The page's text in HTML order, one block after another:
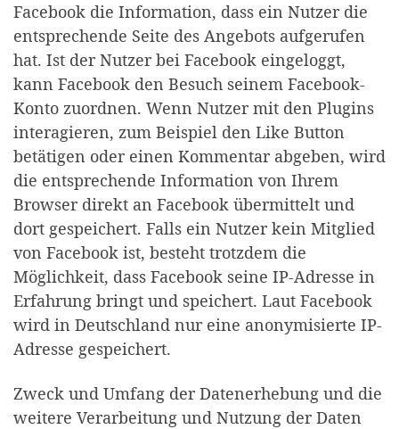
Facebook die Information, dass ein Nutzer die
entsprechende Seite des Angebots aufgerufen
hat. Ist der Nutzer bei Facebook eingeloggt,
kann Facebook den Besuch seinem Facebook-
Konto zuordnen. Wenn Nutzer mit den Plugins
interagieren, zum Beispiel den Like Button
betätigen oder einen Kommentar abgeben, wird
die entsprechende Information von Ihrem
Browser direkt an Facebook übermittelt und
dort gespeichert. Falls ein Nutzer kein Mitglied
von Facebook ist, besteht trotzdem die
Möglichkeit, dass Facebook seine IP-Adresse in
Erfahrung bringt und speichert. Laut Facebook
wird in Deutschland nur eine anonymisierte IP-
Adresse gespeichert.
Zweck und Umfang der Datenerhebung und die
weitere Verarbeitung und Nutzung der Daten